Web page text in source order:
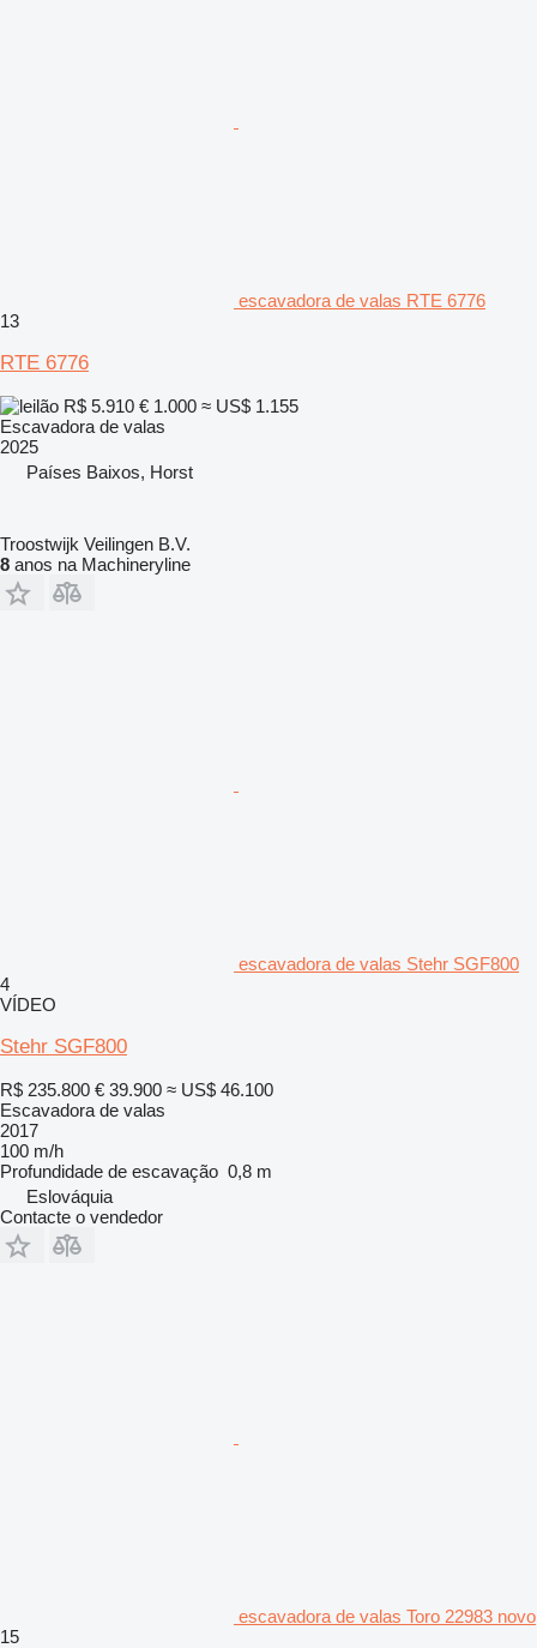
escavadora de valas RTE 6776
13
RTE 6776
R$ 5.910 € 1.000 ≈ US$ 1.155
Escavadora de valas
2025
Países Baixos, Horst
Troostwijk Veilingen B.V.
8 anos na Machineryline
escavadora de valas Stehr SGF800
4
VÍDEO
Stehr SGF800
R$ 235.800 € 39.900 ≈ US$ 46.100
Escavadora de valas
2017
100 m/h
Profundidade de escavação 0,8 m
Eslováquia
Contacte o vendedor
escavadora de valas Toro 22983 novo
15